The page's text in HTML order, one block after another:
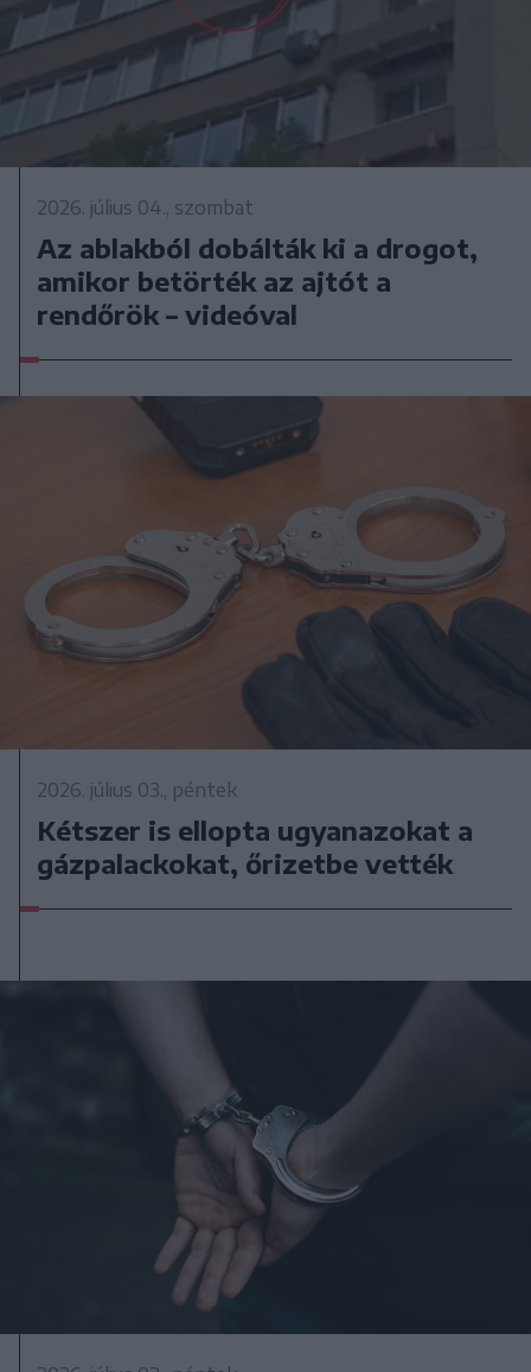
2026. július 04., szombat
Az ablakból dobálták ki a drogot,
amikor betörték az ajtót a
rendőrök – videóval
2026. július 03., péntek
Kétszer is ellopta ugyanazokat a
gázpalackokat, őrizetbe vették